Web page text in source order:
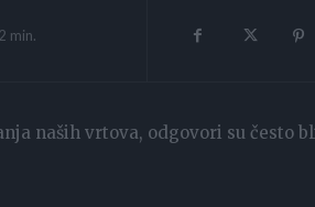
2 min.
naših vrtova, odgovori su često